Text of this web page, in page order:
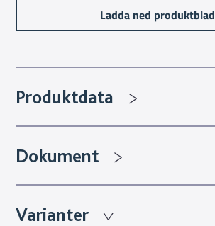
Ladda ned produktblad
Produktdata
Dokument
Varianter